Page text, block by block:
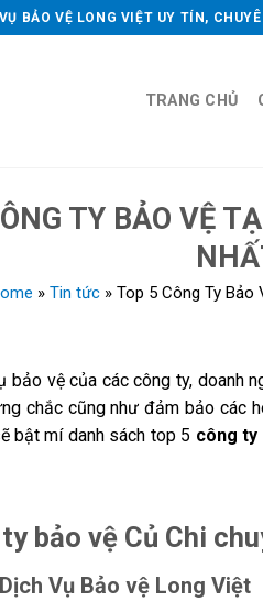
BẢO VỆ LONG VIỆT UY TÍN,
TRANG CHỦ
TY BẢO VỆ
» Tin tức » Top 5 Công Ty Bảo
bảo vệ của các công ty, doanh
chắc cũng như đảm bảo các
bật mí danh sách top 5 công ty
bảo vệ Củ Chi
Vụ Bảo vệ Long Việt